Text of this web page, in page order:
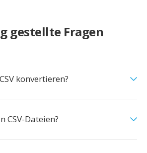
gestellte Fragen
konvertieren?
CSV-Dateien?